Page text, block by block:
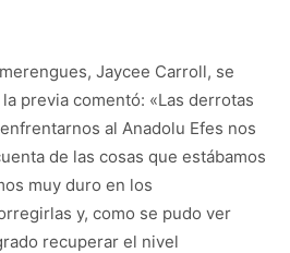
Jaycee Carroll, se
previa comentó: «Las derrotas
al Anadolu Efes nos
de las cosas que estábamos
muy duro en los
y, como se pudo ver
recuperar el nivel